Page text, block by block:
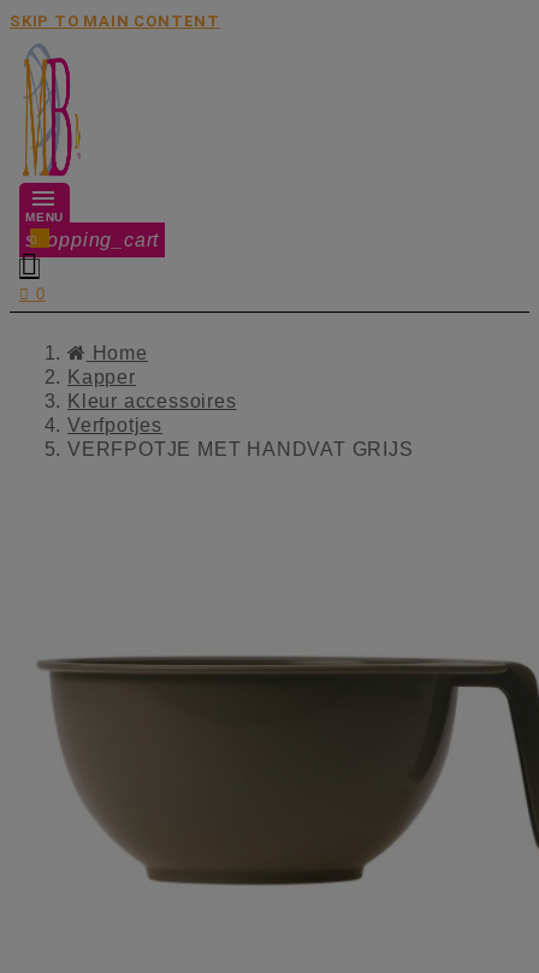
SKIP TO MAIN CONTENT
MENU
shopping_cart
0

 0
Home
Kapper
Kleur accessoires
Verfpotjes
VERFPOTJE MET HANDVAT GRIJS